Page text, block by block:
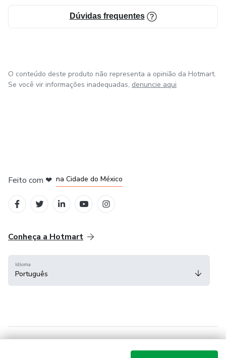
Dúvidas frequentes
O conteúdo deste produto não representa a opinião da Hotmart.
Se você vir informações inadequadas, denuncie aqui
Feito com ❤ na Cidade do México
Conheça a Hotmart
Idioma
Português